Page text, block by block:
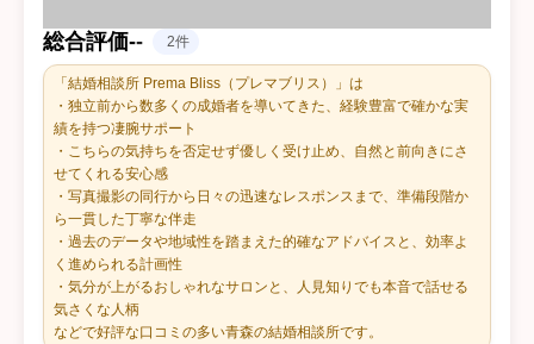
総合評価-- 2件
「結婚相談所 Prema Bliss（プレマブリス）」は
・独立前から数多くの成婚者を導いてきた、経験豊富で確かな実
績を持つ凄腕サポート
・こちらの気持ちを否定せず優しく受け止め、自然と前向きにさ
せてくれる安心感
・写真撮影の同行から日々の迅速なレスポンスまで、準備段階か
ら一貫した丁寧な伴走
・過去のデータや地域性を踏まえた的確なアドバイスと、効率よ
く進められる計画性
・気分が上がるおしゃれなサロンと、人見知りでも本音で話せる
気さくな人柄
などで好評な口コミの多い青森の結婚相談所です。